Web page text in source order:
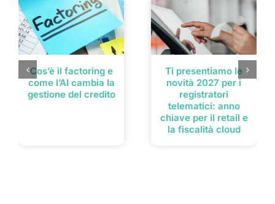
Cos’è il factoring e
come l’AI cambia la
gestione del credito
Ti presentiamo le
novità 2027 per i
registratori
telematici: anno
chiave per il retail e
la fiscalità cloud